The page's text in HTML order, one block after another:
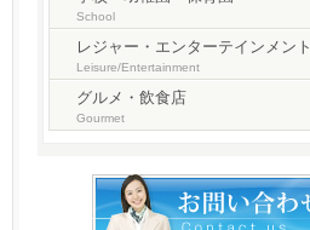
School
レジャー・エンターテインメント
Leisure/Entertainment
グルメ・飲食店
Gourmet